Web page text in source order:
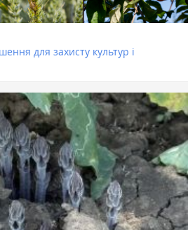
для захисту культур і